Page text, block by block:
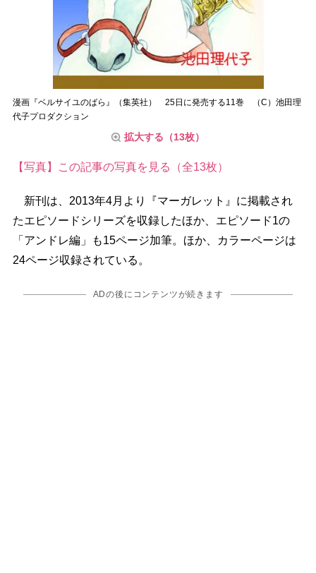
漫画『ベルサイユのばら』（集英社） 25日に発売する11巻 （C）池田理
代子プロダクション
拡大する（13枚）
【写真】この記事の写真を見る（全13枚）
新刊は、2013年4月より『マーガレット』に掲載され
たエピソードシリーズを収録したほか、エピソード1の
「アンドレ編」も15ページ加筆。ほか、カラーページは
24ページ収録されている。
ADの後にコンテンツが続きます